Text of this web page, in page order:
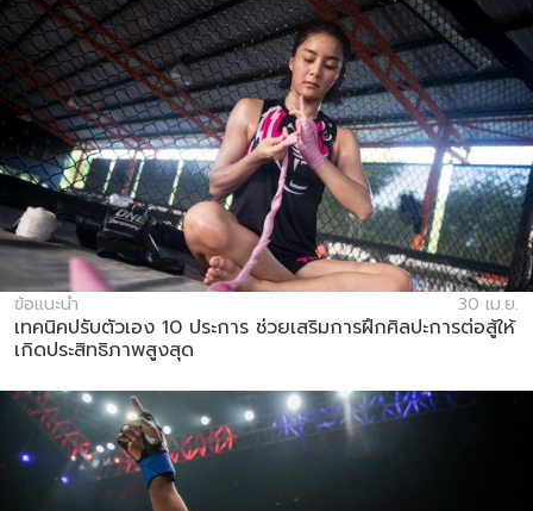
ข้อแนะนำ 30 เม.ย.
เทคนิคปรับตัวเอง 10 ประการ ช่วยเสริมการฝึกศิลปะการต่อสู้ให้
เกิดประสิทธิภาพสูงสุด